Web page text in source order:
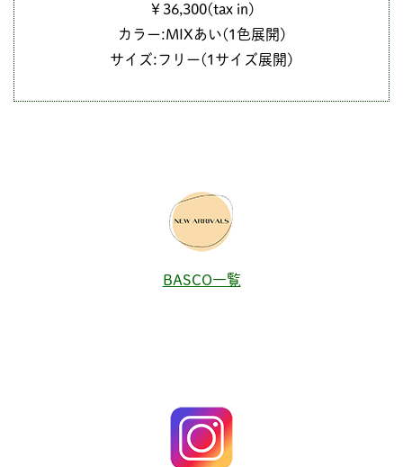
￥36,300(tax in)
カラー:MIXあい(1色展開)
サイズ:フリー(1サイズ展開)
BASCO一覧